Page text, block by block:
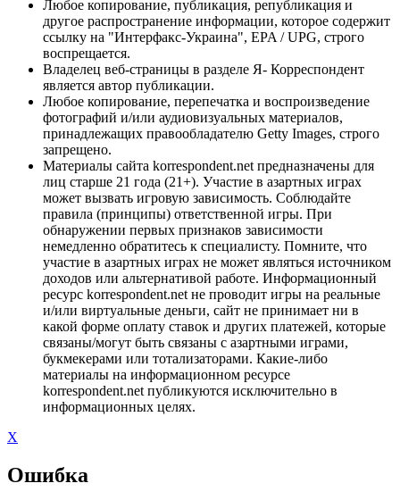
Любое копирование, публикация, републикация и
другое распространение информации, которое содержит
ссылку на "Интерфакс-Украина", EPA / UPG, строго
воспрещается.
Владелец веб-страницы в разделе Я- Корреспондент
является автор публикации.
Любое копирование, перепечатка и воспроизведение
фотографий и/или аудиовизуальных материалов,
принадлежащих правообладателю Getty Images, строго
запрещено.
Материалы сайта korrespondent.net предназначены для
лиц старше 21 года (21+). Участие в азартных играх
может вызвать игровую зависимость. Соблюдайте
правила (принципы) ответственной игры. При
обнаружении первых признаков зависимости
немедленно обратитесь к специалисту. Помните, что
участие в азартных играх не может являться источником
доходов или альтернативой работе. Информационный
ресурс korrespondent.net не проводит игры на реальные
и/или виртуальные деньги, сайт не принимает ни в
какой форме оплату ставок и других платежей, которые
связаны/могут быть связаны с азартными играми,
букмекерами или тотализаторами. Какие-либо
материалы на информационном ресурсе
korrespondent.net публикуются исключительно в
информационных целях.
X
Ошибка